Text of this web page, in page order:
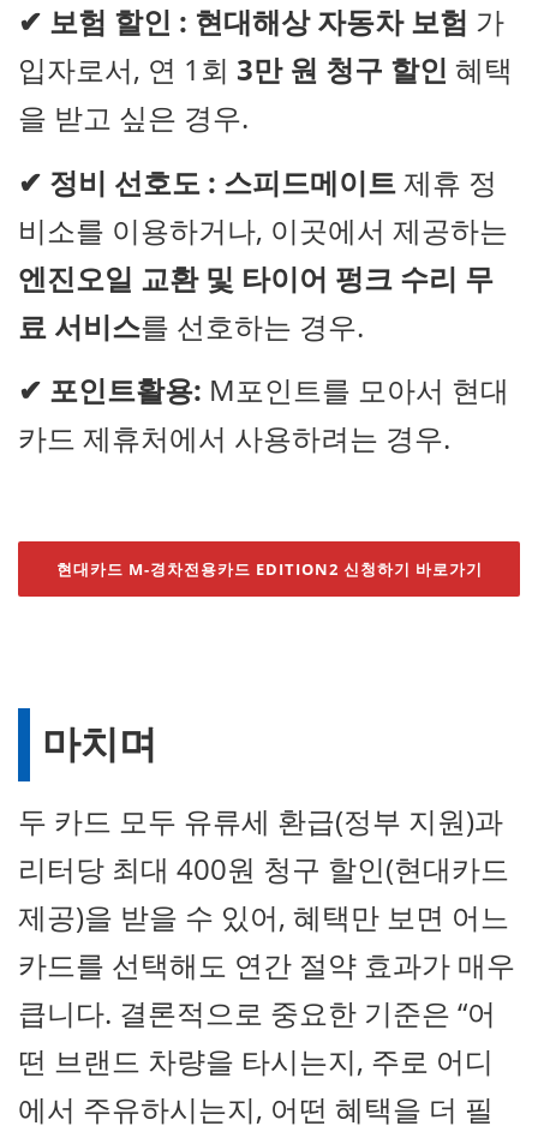
✔ 보험 할인 : 현대해상 자동차 보험 가
입자로서, 연 1회 3만 원 청구 할인 혜택
을 받고 싶은 경우.
✔ 정비 선호도 : 스피드메이트제휴 정
비소를 이용하거나, 이곳에서 제공하는
엔진오일 교환 및 타이어 펑크 수리 무
료 서비스를 선호하는 경우.
✔ 포인트활용: M포인트를 모아서 현대
카드 제휴처에서 사용하려는 경우.
현대카드 M-경차전용카드 EDITION2 신청하기 바로가기
마치며
두 카드 모두 유류세 환급(정부 지원)과
리터당 최대 400원 청구 할인(현대카드
제공)을 받을 수 있어, 혜택만 보면 어느
카드를 선택해도 연간 절약 효과가 매우
큽니다. 결론적으로 중요한 기준은 “어
떤 브랜드 차량을 타시는지, 주로 어디
에서 주유하시는지, 어떤 혜택을 더 필